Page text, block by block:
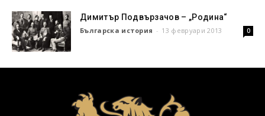
Димитър Подвързачов – „Родина“
Българска история - 13 февруари 2013 0